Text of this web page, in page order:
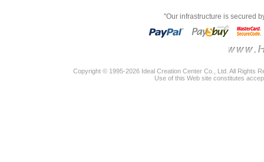
"Our infrastructure is secured
Copyright © 1995-2026 Ideal Creation Center Co., Ltd. All Rights
Use of this Web site constitutes